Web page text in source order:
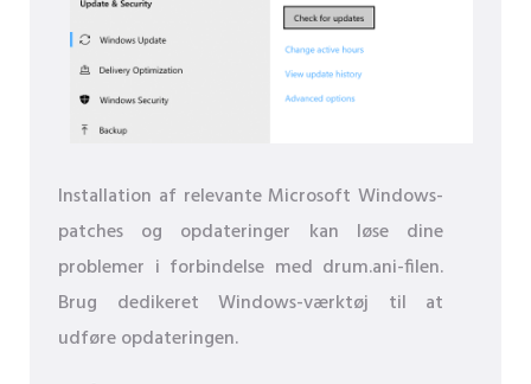
Installation af relevante Microsoft Windows-
patches og opdateringer kan løse dine
problemer i forbindelse med drum.ani-filen.
Brug dedikeret Windows-værktøj til at
udføre opdateringen.